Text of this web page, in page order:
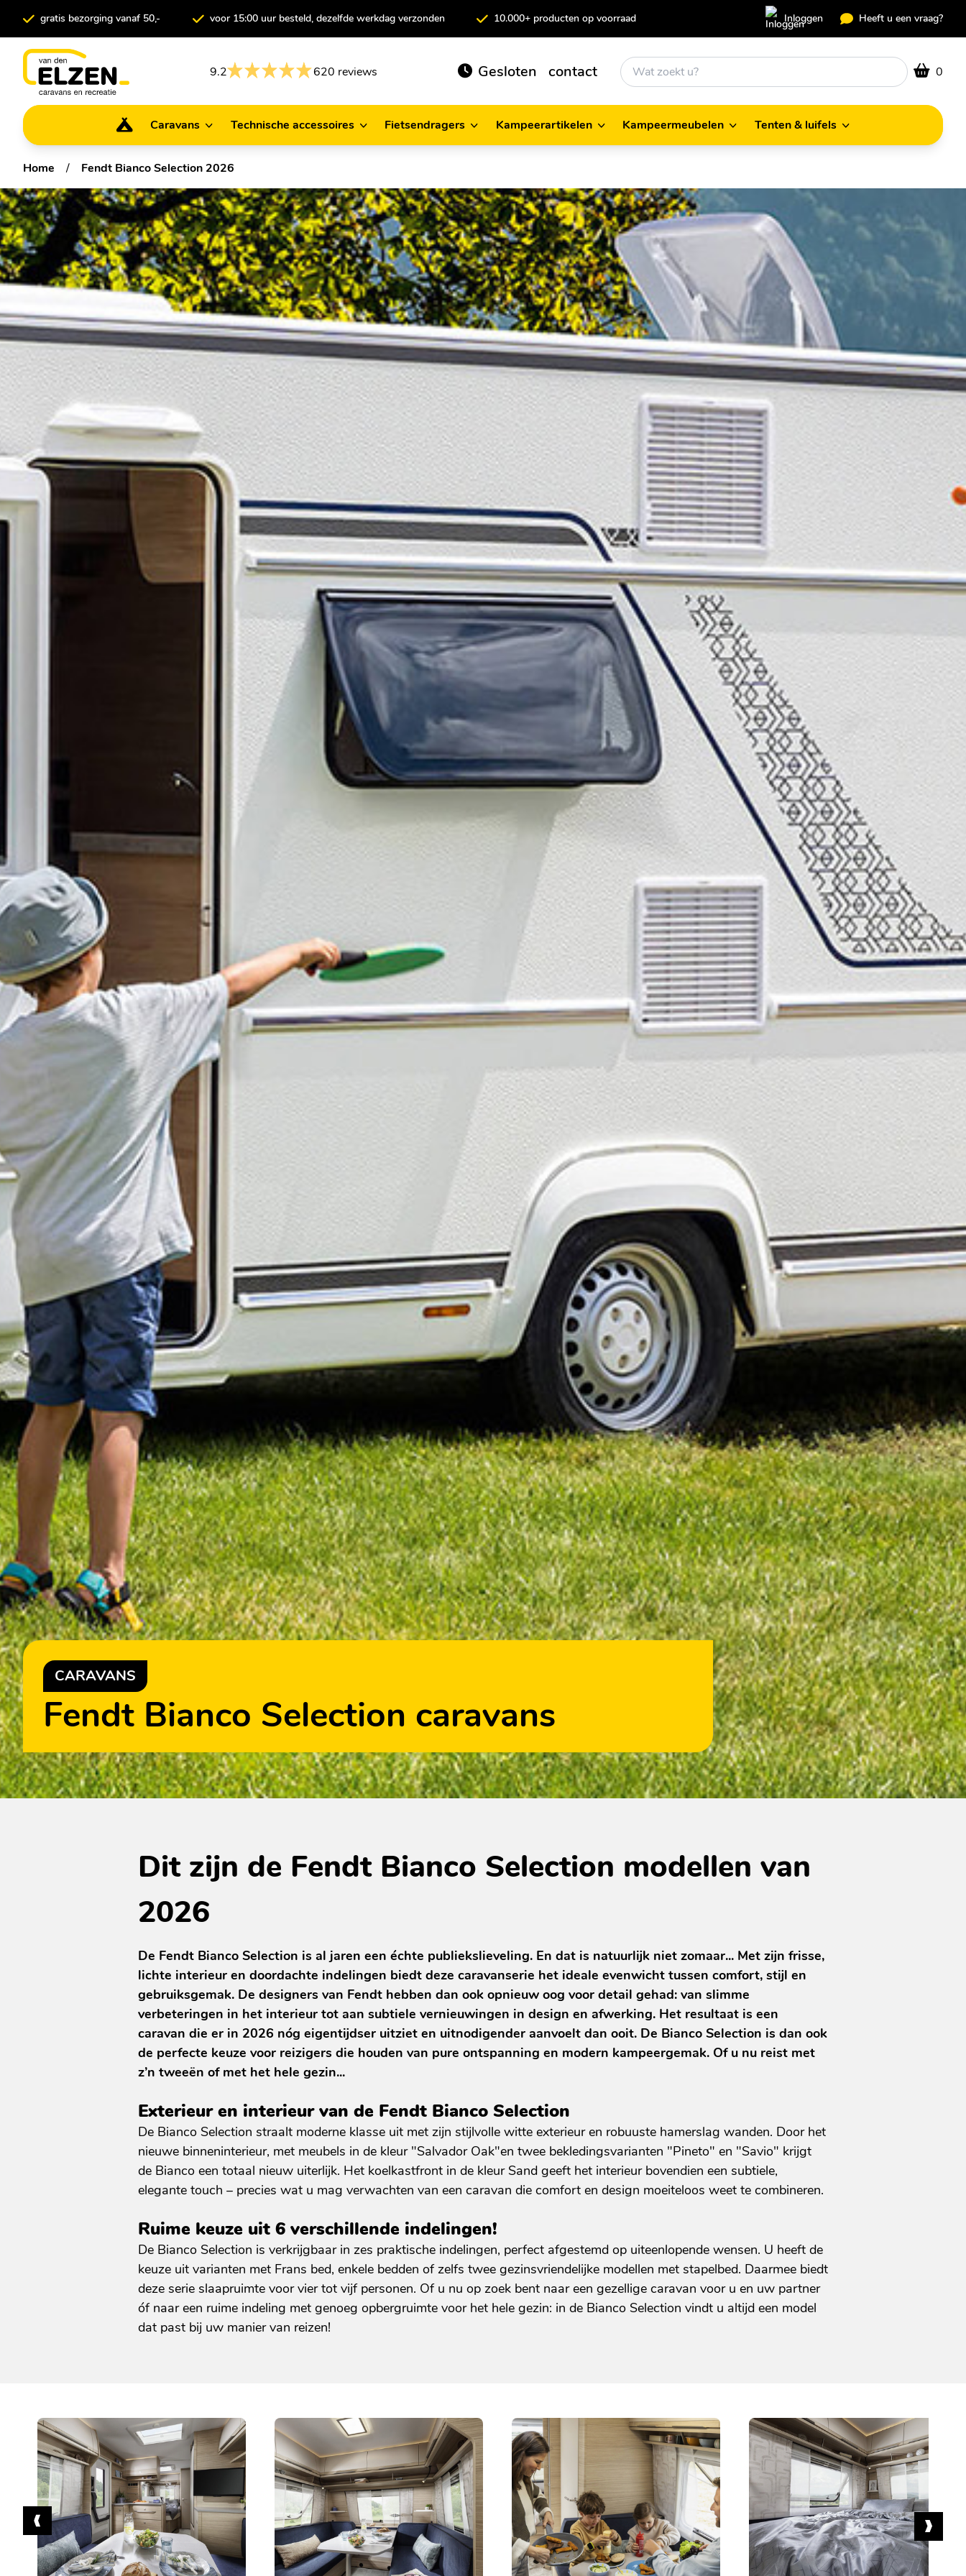
gratis bezorging vanaf 50,- voor 15:00 uur besteld, dezelfde werkdag verzonden 10.000+ producten op voorraad Inloggen Heeft u een vraag?
9.2 620 reviews Gesloten contact 0
Caravans
Technische accessoires
Fietsendragers
Kampeerartikelen
Kampeermeubelen
Tenten & luifels
Home / Fendt Bianco Selection 2026
CARAVANS
Fendt Bianco Selection caravans
Dit zijn de Fendt Bianco Selection modellen van
2026
De Fendt Bianco Selection is al jaren een échte publiekslieveling. En dat is natuurlijk niet zomaar... Met zijn frisse,
lichte interieur en doordachte indelingen biedt deze caravanserie het ideale evenwicht tussen comfort, stijl en
gebruiksgemak. De designers van Fendt hebben dan ook opnieuw oog voor detail gehad: van slimme
verbeteringen in het interieur tot aan subtiele vernieuwingen in design en afwerking. Het resultaat is een
caravan die er in 2026 nóg eigentijdser uitziet en uitnodigender aanvoelt dan ooit. De Bianco Selection is dan ook
de perfecte keuze voor reizigers die houden van pure ontspanning en modern kampeergemak. Of u nu reist met
z’n tweeën of met het hele gezin...
Exterieur en interieur van de Fendt Bianco Selection
De Bianco Selection straalt moderne klasse uit met zijn stijlvolle witte exterieur en robuuste hamerslag wanden. Door het
nieuwe binneninterieur, met meubels in de kleur "Salvador Oak"en twee bekledingsvarianten "Pineto" en "Savio" krijgt
de Bianco een totaal nieuw uiterlijk. Het koelkastfront in de kleur Sand geeft het interieur bovendien een subtiele,
elegante touch – precies wat u mag verwachten van een caravan die comfort en design moeiteloos weet te combineren.
Ruime keuze uit 6 verschillende indelingen!
De Bianco Selection is verkrijgbaar in zes praktische indelingen, perfect afgestemd op uiteenlopende wensen. U heeft de
keuze uit varianten met Frans bed, enkele bedden of zelfs twee gezinsvriendelijke modellen met stapelbed. Daarmee biedt
deze serie slaapruimte voor vier tot vijf personen. Of u nu op zoek bent naar een gezellige caravan voor u en uw partner
óf naar een ruime indeling met genoeg opbergruimte voor het hele gezin: in de Bianco Selection vindt u altijd een model
dat past bij uw manier van reizen!